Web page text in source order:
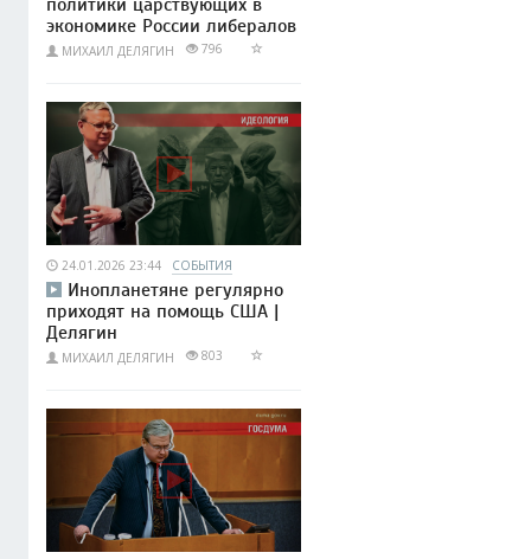
политики царствующих в
экономике России либералов
МИХАИЛ ДЕЛЯГИН 796
24.01.2026 23:44 СОБЫТИЯ
Инопланетяне регулярно
приходят на помощь США |
Делягин
МИХАИЛ ДЕЛЯГИН 803